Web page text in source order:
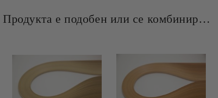
Продукта е подобен или се комбинира добре и със следните продукти :